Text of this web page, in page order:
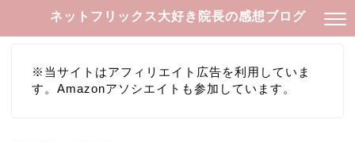
ネットフリックス大好き院長の感想ブログ
※当サイトはアフィリエイト広告を利用していま
す。Amazonアソシエイトも参加しています。